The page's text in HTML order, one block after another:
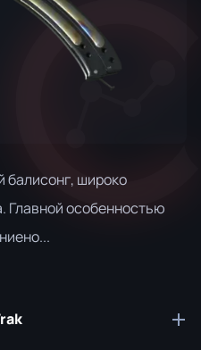
балисонг, широко
Главной особенностью